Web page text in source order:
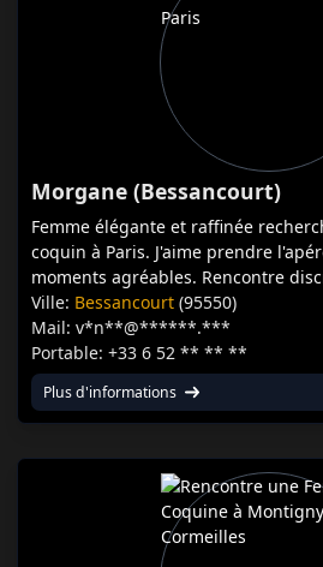
Morgane (Bessancourt)
Femme élégante et raffinée
coquin à Paris. J'aime prendre
moments agréables. Rencontre
Ville: Bessancourt (95550)
Mail: v*n**@******.***
Portable: +33 6 52 ** ** **
Plus d'informations